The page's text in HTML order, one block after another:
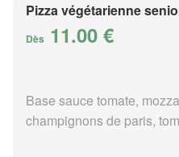
Pizza végétarienne
Dès 11.00 €
Base sauce tomate,
champignons de paris,